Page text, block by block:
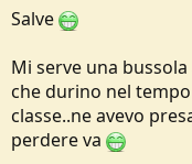
Salve
Mi serve una
che durino nel
classe..ne avevo
perdere va